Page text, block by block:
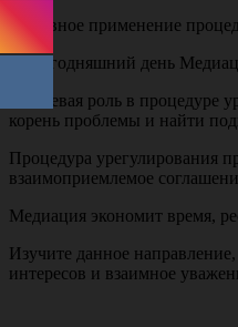
Активное применение
На сегодняшний день
Ключевая роль в процедуре
корень проблемы и найти
Процедура урегулирования
взаимоприемлемое
Медиация экономит время,
Изучите данное
интересов и взаимное